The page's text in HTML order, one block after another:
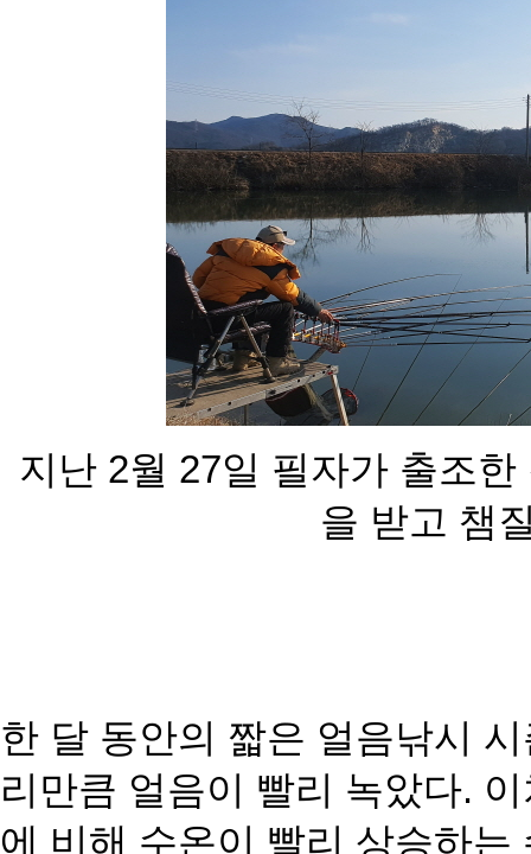
지난 2월 27일 필자가 출조
을 받고 챔
한 달 동안의 짧은 얼음낚시
리만큼 얼음이 빨리 녹았다.
에 비해 수온이 빨리 상승하